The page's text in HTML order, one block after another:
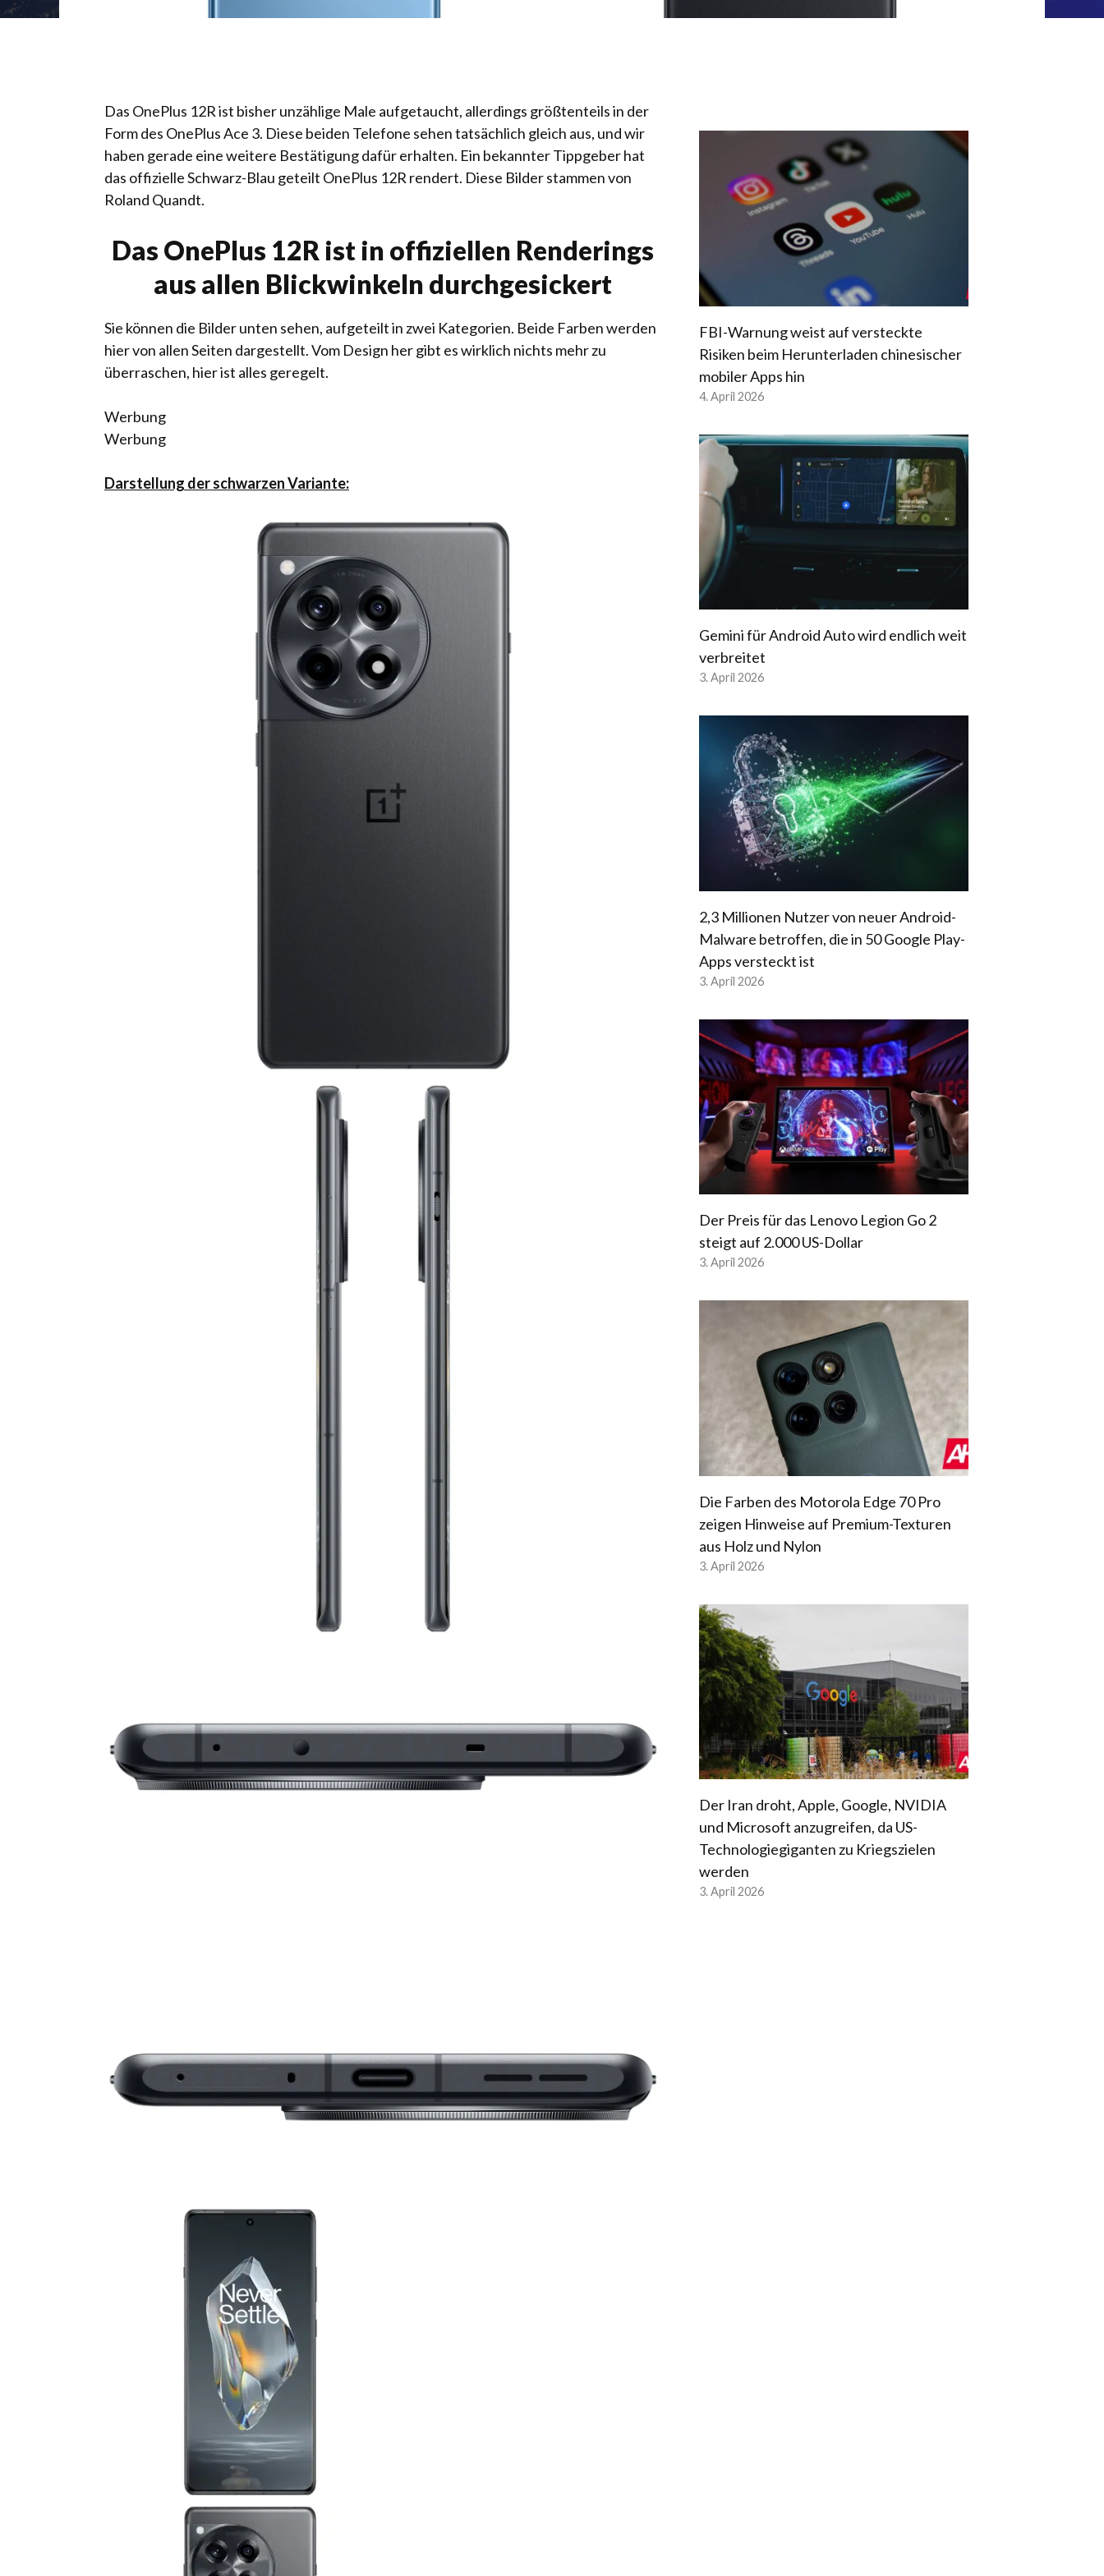
Das OnePlus 12R ist bisher unzählige Male aufgetaucht, allerdings größtenteils in der
Form des OnePlus Ace 3. Diese beiden Telefone sehen tatsächlich gleich aus, und wir
haben gerade eine weitere Bestätigung dafür erhalten. Ein bekannter Tippgeber hat
das offizielle Schwarz-Blau geteilt OnePlus 12R rendert. Diese Bilder stammen von
Roland Quandt.
Das OnePlus 12R ist in offiziellen Renderings
aus allen Blickwinkeln durchgesickert
Sie können die Bilder unten sehen, aufgeteilt in zwei Kategorien. Beide Farben werden
hier von allen Seiten dargestellt. Vom Design her gibt es wirklich nichts mehr zu
überraschen, hier ist alles geregelt.
Werbung
Werbung
Darstellung der schwarzen Variante:
FBI-Warnung weist auf versteckte
Risiken beim Herunterladen chinesischer
mobiler Apps hin
4. April 2026
Gemini für Android Auto wird endlich weit
verbreitet
3. April 2026
2,3 Millionen Nutzer von neuer Android-
Malware betroffen, die in 50 Google Play-
Apps versteckt ist
3. April 2026
Der Preis für das Lenovo Legion Go 2
steigt auf 2.000 US-Dollar
3. April 2026
Die Farben des Motorola Edge 70 Pro
zeigen Hinweise auf Premium-Texturen
aus Holz und Nylon
3. April 2026
Der Iran droht, Apple, Google, NVIDIA
und Microsoft anzugreifen, da US-
Technologiegiganten zu Kriegszielen
werden
3. April 2026